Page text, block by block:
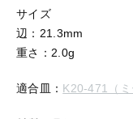
サイズ
辺：21.3mm
重さ：2.0g
適合皿： K20-471（ミ
【表金具】 透
【表金具】 平板